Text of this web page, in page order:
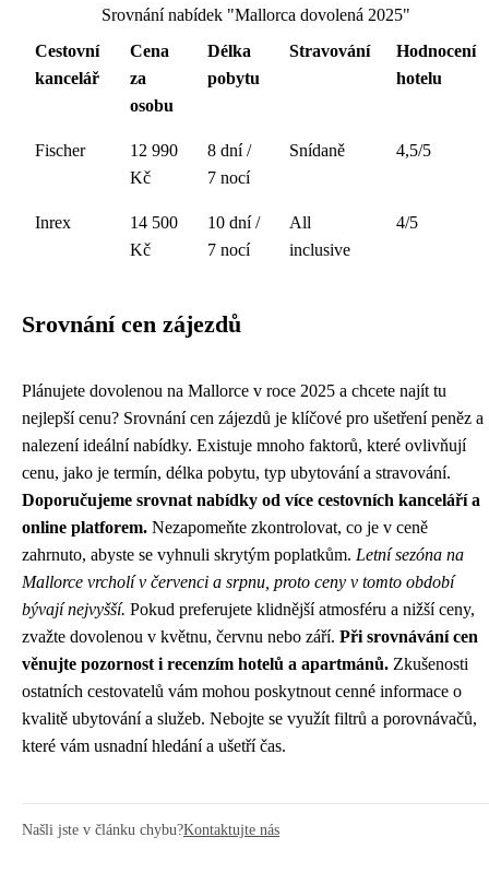
Srovnání nabídek "Mallorca dovolená 2025"
Cestovní
kancelář
Cena
za
osobu
Délka
pobytu
Stravování
Hodnocení
hotelu
Fischer
12 990
Kč
8 dní /
7 nocí
Snídaně 4,5/5
Inrex
14 500
Kč
10 dní /
7 nocí
All
inclusive
4/5
Srovnání cen zájezdů
Plánujete dovolenou na Mallorce v roce 2025 a chcete najít tu
nejlepší cenu? Srovnání cen zájezdů je klíčové pro ušetření peněz a
nalezení ideální nabídky. Existuje mnoho faktorů, které ovlivňují
cenu, jako je termín, délka pobytu, typ ubytování a stravování.
Doporučujeme srovnat nabídky od více cestovních kanceláří a
online platforem. Nezapomeňte zkontrolovat, co je v ceně
zahrnuto, abyste se vyhnuli skrytým poplatkům. Letní sezóna na
Mallorce vrcholí v červenci a srpnu, proto ceny v tomto období
bývají nejvyšší. Pokud preferujete klidnější atmosféru a nižší ceny,
zvažte dovolenou v květnu, červnu nebo září. Při srovnávání cen
věnujte pozornost i recenzím hotelů a apartmánů. Zkušenosti
ostatních cestovatelů vám mohou poskytnout cenné informace o
kvalitě ubytování a služeb. Nebojte se využít filtrů a porovnávačů,
které vám usnadní hledání a ušetří čas.
Našli jste v článku chybu?Kontaktujte nás